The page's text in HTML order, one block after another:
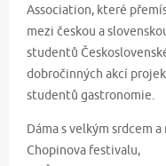
Association, které
mezi českou a
studentů
dobročinných akcí
studentů gastronomie.
Dáma s velkým srdcem
Chopinova festivalu,